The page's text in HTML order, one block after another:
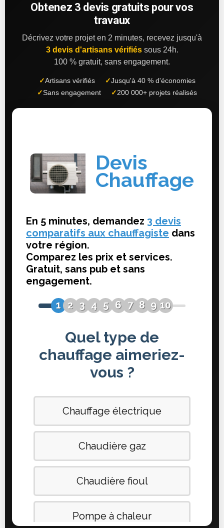
Obtenez 3 devis gratuits pour vos
travaux
Décrivez votre projet en 2 minutes, recevez jusqu'à
3 devis d'artisans vérifiéssous 24h.
100 % gratuit, sans engagement.
✓Artisans vérifiés ✓Jusqu'à 40 % d'économies
✓Sans engagement ✓ 200 000+ projets réalisés